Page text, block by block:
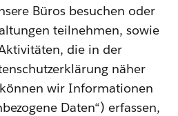
Büros besuchen oder
teilnehmen, sowie
die in der
näher
wir Informationen
Daten“) erfassen,